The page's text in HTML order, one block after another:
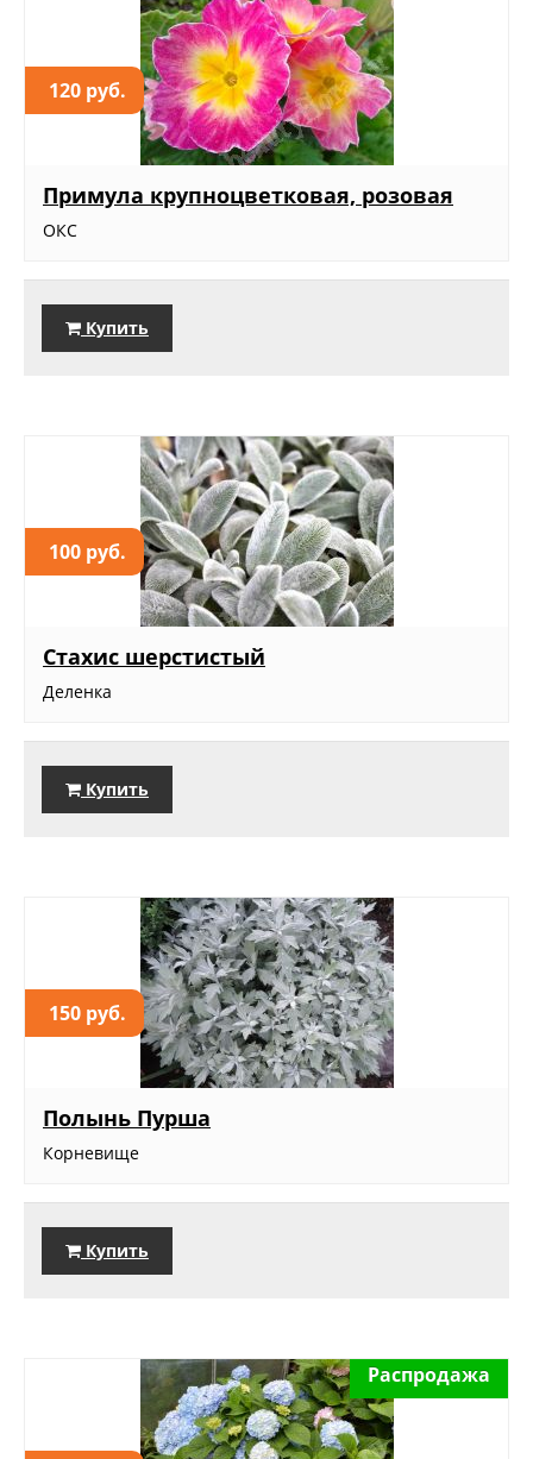
120 руб.
Примула крупноцветковая, розовая
ОКС
Купить
100 руб.
Стахис шерстистый
Деленка
Купить
150 руб.
Полынь Пурша
Корневище
Купить
Распродажа